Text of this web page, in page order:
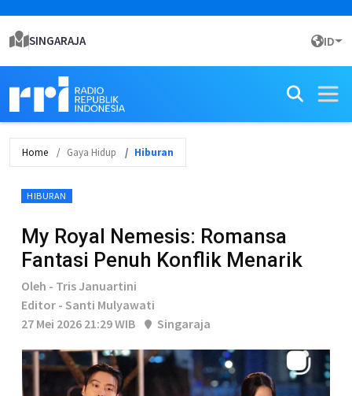
SINGARAJA ID
Home Gaya Hidup Hiburan
HIBURAN
My Royal Nemesis: Romansa
Fantasi Penuh Konflik Menarik
Oleh - Tris Januartini
Editor - Santi Mulyawati
27 Mei 2026 21:29 WIB
Singaraja